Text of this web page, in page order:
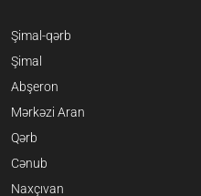
Şimal-qərb
Şimal
Abşeron
Mərkəzi Aran
Qərb
Cənub
Naxçıvan